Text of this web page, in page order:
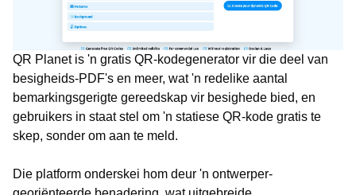
QR Planet is 'n gratis QR-kodegenerator vir die deel van
besigheids-PDF's en meer, wat 'n redelike aantal
bemarkingsgerigte gereedskap vir besighede bied, en
gebruikers in staat stel om 'n statiese QR-kode gratis te
skep, sonder om aan te meld.
Die platform onderskei hom deur 'n ontwerper-